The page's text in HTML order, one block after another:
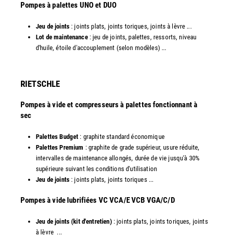
Pompes à palettes UNO et DUO
Jeu de joints: joints plats, joints toriques, joints à lèvre ...
Lot de maintenance: jeu de joints, palettes, ressorts, niveau
d'huile, étoile d'accouplement (selon modèles) ...​​
RIETSCHLE
Pompes à vide et compresseurs à palettes fonctionnant à
sec
Palettes Budget : graphite standard économique
Palettes Premium : graphite de grade supérieur, usure réduite,
intervalles de maintenance allongés, durée de vie jusqu'à 30%
supérieure suivant les conditions d'utilisation
Jeu de joints: joints plats, joints toriques ...
​Pompes à vide lubrifiées VC VCA/E VCB VGA/C/D
Jeu de joints (kit d'entretien) : joints plats, joints toriques, joints
à lèvre ...